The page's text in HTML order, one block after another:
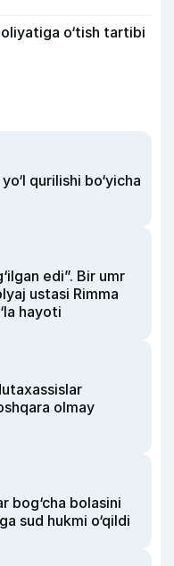
o‘tish tartibi
qurilishi bo‘yicha
edi”. Bir umr
ustasi Rimma
hayoti
olmay
bog‘cha bolasini
sud hukmi o‘qildi